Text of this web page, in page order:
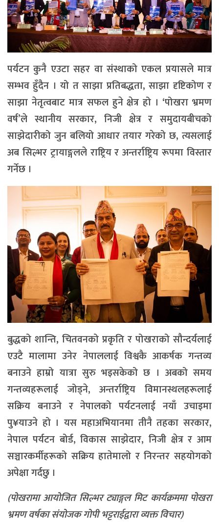
पर्यटन कुनै एउटा सहर वा संस्थाको एकल प्रयासले मात्र
सम्भव हुँदैन । यो त साझा प्रतिबद्धता, साझा दृष्टिकोण र
साझा नेतृत्वबाट मात्र सफल हुने क्षेत्र हो । ‘पोखरा भ्रमण
वर्ष’ले स्थानीय सरकार, निजी क्षेत्र र समुदायबीचको
साझेदारीको जुन बलियो आधार तयार गरेको छ, त्यसलाई
अब सिल्भर ट्रायाङ्गलले राष्ट्रिय र अन्तर्राष्ट्रिय रूपमा विस्तार
गर्नेछ ।
बुद्धको शान्ति, चितवनको प्रकृति र पोखराको सौन्दर्यलाई
एउटै मालामा उनेर नेपाललाई विश्वकै आकर्षक गन्तव्य
बनाउने हाम्रो यात्रा सुरु भइसकेको छ । अबको समय
गन्तव्यहरूलाई जोड्ने, अन्तर्राष्ट्रिय विमानस्थलहरूलाई
सक्रिय बनाउने र नेपालको पर्यटनलाई नयाँ उचाइमा
पु¥याउने हो । यस महाअभियानमा तीनै तहका सरकार,
नेपाल पर्यटन बोर्ड, विकास साझेदार, निजी क्षेत्र र आम
सञ्चारकर्मीहरूको सक्रिय हातेमालो र निरन्तर सहयोगको
अपेक्षा गर्दछु ।
(पोखरामा आयोजित सिल्भर ट्याङ्गल मिट कार्यक्रममा पोखरा
भ्रमण वर्षका संयोजक गोपी भट्टराईद्वारा व्यक्त विचार)